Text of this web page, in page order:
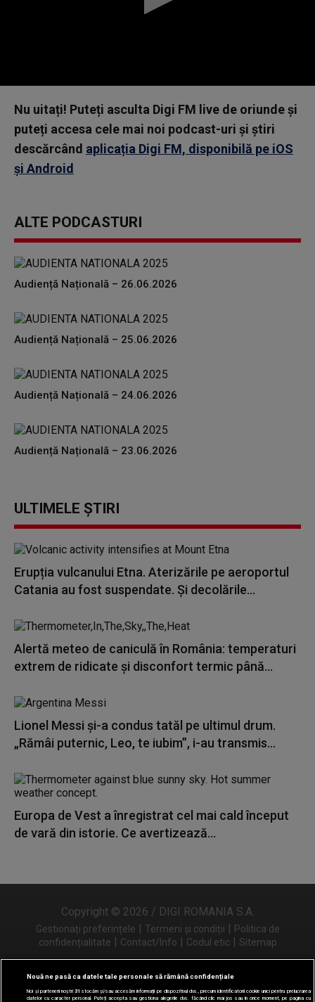
seconds
seconds
Nu uitați! Puteți asculta Digi FM live de oriunde și
puteți accesa cele mai noi podcast-uri și știri
descărcând aplicația Digi FM, disponibilă pe iOS
și Android
ALTE PODCASTURI
Audiență Națională – 26.06.2026
Audiență Națională – 25.06.2026
Audiență Națională – 24.06.2026
Audiență Națională – 23.06.2026
ULTIMELE ȘTIRI
Erupția vulcanului Etna. Aterizările pe aeroportul
Catania au fost suspendate. Și decolările...
Alertă meteo de caniculă în România: temperaturi
extrem de ridicate și disconfort termic până...
Lionel Messi şi-a condus tatăl pe ultimul drum.
„Rămâi puternic, Leo, te iubim”, i-au transmis...
Europa de Vest a înregistrat cel mai cald început
de vară din istorie. Ce avertizează...
Copyright © 2026 / DIGI ROMANIA S.A.
Gestionați preferințele | Termeni și condiții | Politica de
confidențialitate | Contact/Info | Codul etic | Sitemap
Urmărește-ne și pe
Nouă ne pasă ca datele tale personale să rămână confidențiale
Noi și partenerii noștri31 stocăm și/sau accesăm informații pe dispozitivul dvs., precum identificatorii cookie unici pentru prelucrarea
datelor cu caracter personal. Puteți accepta sau gestiona alegerile dvs. făcând clic mai jos sau în orice moment, pe pagina cu